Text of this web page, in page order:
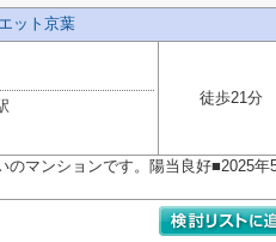
ット京葉
徒歩21分
マンションです。陽当良好■2025年